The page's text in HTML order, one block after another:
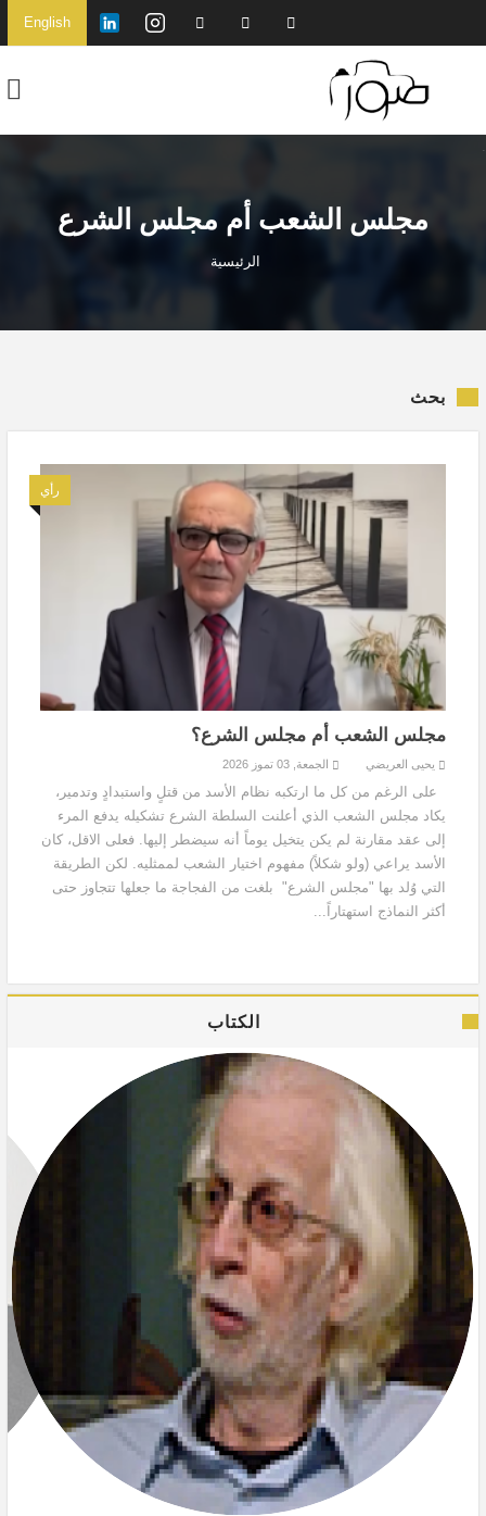
English
مجلس الشعب أم مجلس الشرع
الرئيسية
بحث
رأي
مجلس الشعب أم مجلس الشرع؟
يحيى العريضي الجمعة, 03 تموز 2026
على الرغم من كل ما ارتكبه نظام الأسد من قتلٍ واستبدادٍ وتدمير،
يكاد مجلس الشعب الذي أعلنت السلطة الشرع تشكيله يدفع المرء
إلى عقد مقارنة لم يكن يتخيل يوماً أنه سيضطر إليها. فعلى الاقل، كان
الأسد يراعي (ولو شكلاً) مفهوم اختيار الشعب لممثليه. لكن الطريقة
التي وُلد بها "مجلس الشرع" بلغت من الفجاجة ما جعلها تتجاوز حتى
أكثر النماذج استهتاراً...
الكتاب